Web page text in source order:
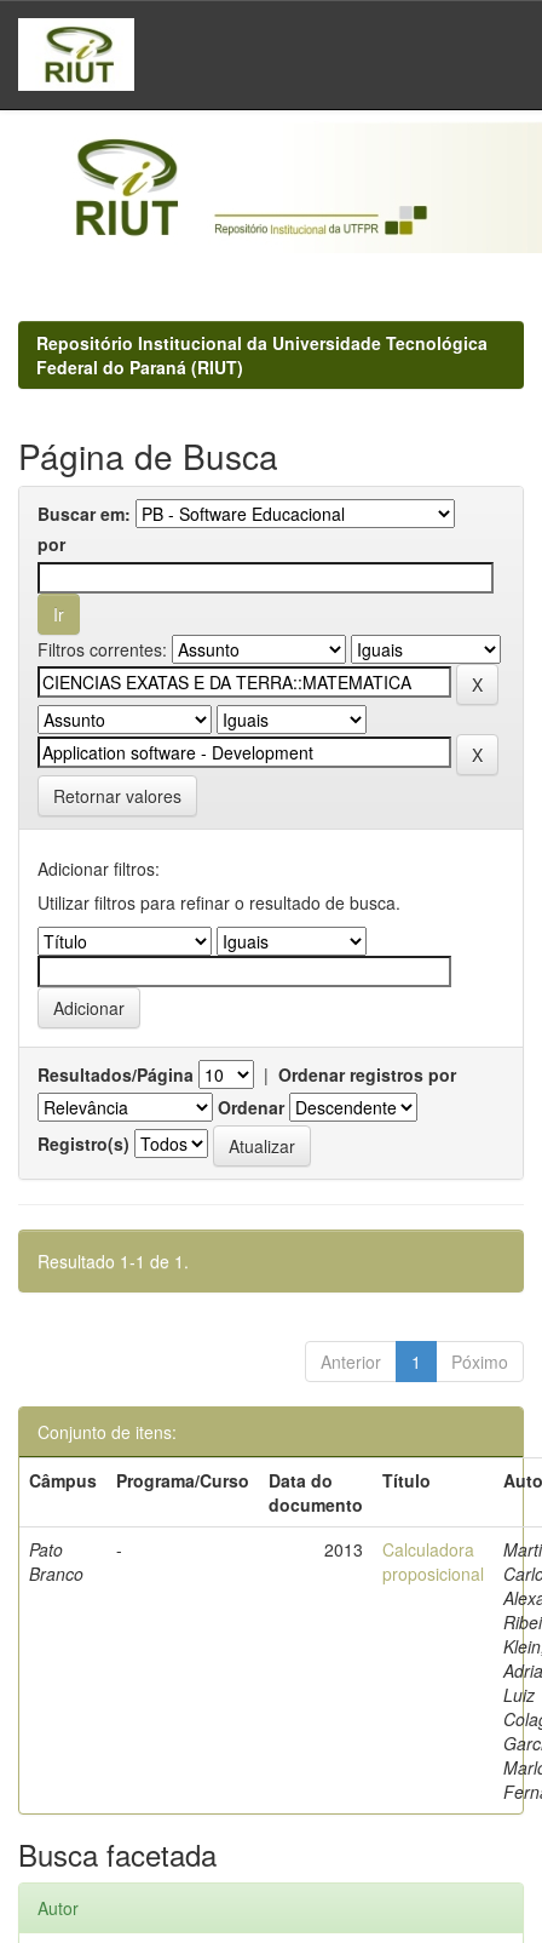
Skip
navigation
Repositório Institucional da Universidade Tecnológica
Federal do Paraná (RIUT)
Página de Busca
Buscar em:
por
Filtros correntes:
Retornar valores
Adicionar filtros:
Utilizar filtros para refinar o resultado de busca.
Resultados/Página | Ordenar registros por
Ordenar
Registro(s)
Resultado 1-1 de 1.
Anterior 1 Póximo
Conjunto de itens:
Câmpus
Programa/Curso
Data do
documento
Título
Pato
Branco
- 2013
Calculadora
proposicional
Luiz
Busca facetada
Autor